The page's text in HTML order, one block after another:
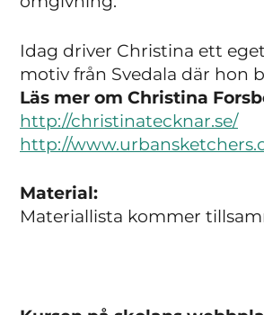
Idag driver Christina ett
motiv från Svedala där hon
Läs mer om Christina
http://christinatecknar.se/
http://
Material:
Materiallista kommer